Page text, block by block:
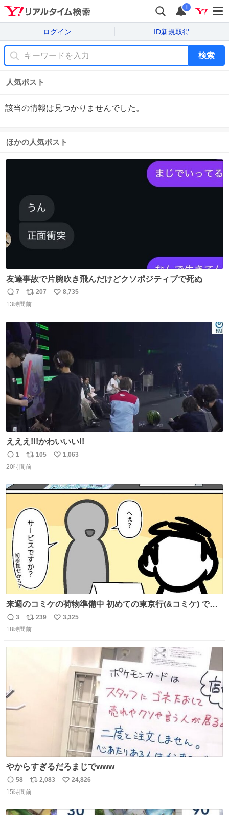
i
ログイン ID新規取得
検索
人気ポスト
該当の情報は見つかりませんでした。
ほかの人気ポスト
友達事故で片腕吹き飛んだけどクソポジティブで死ぬ
返
信
7
リ
ポ
ト
数
207
い
8,735
13時間前
えええ!!!かわいいい!!
返
信
1
リ
ポ
ト
105
い
数
1,063
20時間前
来週のコミケの荷物準備中 初めての東京行(&コミケ) です
#C108
返
信
3
リ
ポ
239
い
3,325
18時間前
やからすぎるだろまじでwww
返
信
58
リ
ポ
2,083
い
24,826
15時間前